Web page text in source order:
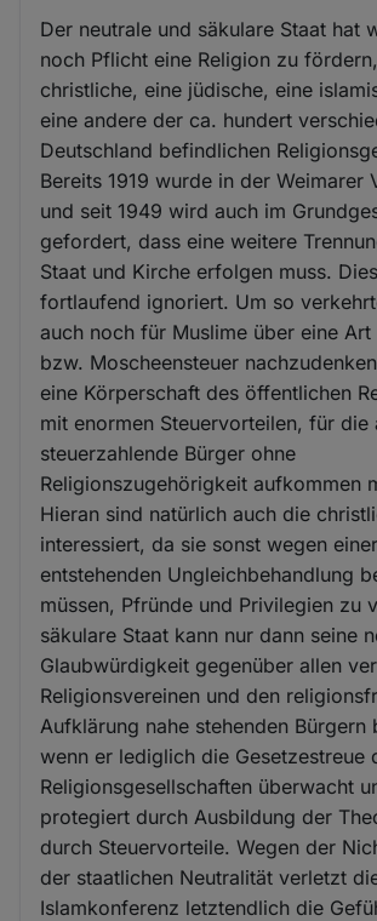
Der neutrale und säkulare Staat hat
noch Pflicht eine Religion zu
christliche, eine jüdische, eine
eine andere der ca. hundert
Deutschland befindlichen
Bereits 1919 wurde in der Weimarer
und seit 1949 wird auch im
gefordert, dass eine weitere
Staat und Kirche erfolgen muss.
fortlaufend ignoriert. Um so
auch noch für Muslime über eine Art
bzw. Moscheensteuer
eine Körperschaft des öffentlichen
mit enormen Steuervorteilen, für die
steuerzahlende Bürger ohne
Religionszugehörigkeit aufkommen
Hieran sind natürlich auch die
interessiert, da sie sonst wegen einer
entstehenden Ungleichbehandlung
müssen, Pfründe und Privilegien zu
säkulare Staat kann nur dann seine
Glaubwürdigkeit gegenüber allen
Religionsvereinen und den
Aufklärung nahe stehenden Bürgern
wenn er lediglich die Gesetzestreue
Religionsgesellschaften überwacht
protegiert durch Ausbildung der
durch Steuervorteile. Wegen der
der staatlichen Neutralität verletzt
Islamkonferenz letztendlich die